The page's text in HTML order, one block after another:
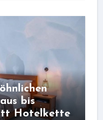
bis
Hotelkette